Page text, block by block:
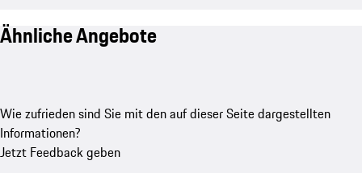
Ähnliche Angebote
Wie zufrieden sind Sie mit den auf dieser Seite dargestellten
Informationen?
Jetzt Feedback geben